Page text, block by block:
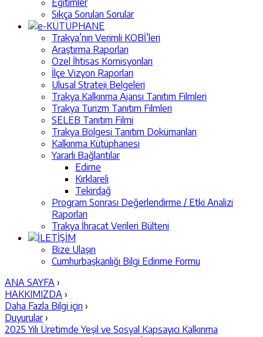
Eğitimler
Sıkça Sorulan Sorular
e-KÜTÜPHANE
Trakya’nın Verimli KOBİ’leri
Araştırma Raporları
Özel İhtisas Komisyonları
İlçe Vizyon Raporları
Ulusal Strateji Belgeleri
Trakya Kalkınma Ajansı Tanıtım Filmleri
Trakya Turizm Tanıtım Filmleri
SELEB Tanıtım Filmi
Trakya Bölgesi Tanıtım Dokümanları
Kalkınma Kütüphanesi
Yararlı Bağlantılar
Edirne
Kırklareli
Tekirdağ
Program Sonrası Değerlendirme / Etki Analizi
Raporları
Trakya İhracat Verileri Bülteni
İLETİŞİM
Bize Ulaşın
Cumhurbaşkanlığı Bilgi Edinme Formu
ANA SAYFA ›
HAKKIMIZDA ›
Daha Fazla Bilgi için ›
Duyurular ›
2025 Yılı Üretimde Yeşil ve Sosyal Kapsayıcı Kalkınma